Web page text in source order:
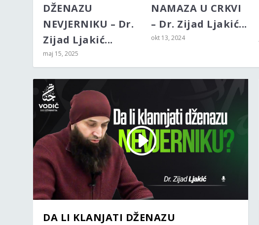
DŽENAZU
NEVJERNIKU – Dr.
Zijad Ljakić...
maj 15, 2025
NAMAZA U CRKVI
– Dr. Zijad Ljakić...
okt 13, 2024
DA LI KLANJATI DŽENAZU